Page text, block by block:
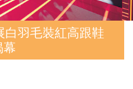
白羽毛裝紅高跟鞋
幕